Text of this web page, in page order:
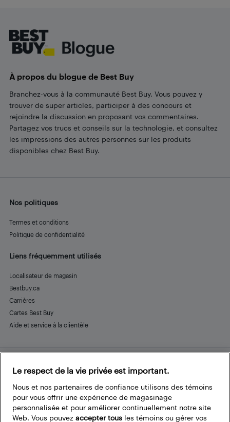
À propos du blogue de Best Buy
Branchez-vous à la communauté Best Buy. Vous pouvez y
trouver de super articles, participer à des concours et
rejoindre la discussion en proposant vos commentaires.
Partagez vos trucs et conseils sur la technologie, et consultez
les impressions des autres personnes sur les produits
disponibles chez Best Buy.
Nos politiques
Termes et conditions
Politique de confidentialité
Liens fréquemment utilisés
Localisateur de magasin
Bestbuy.ca
Carrières
Cartes Best Buy
Aide et service à la clientèle
Restez connecté
FacebookInstagram
PinterestLinkedInYouTube
Le respect de la vie privée est important.
Nous et nos partenaires de confiance utilisons des témoins
pour vous offrir une expérience de magasinage
personnalisée et pour améliorer continuellement notre site
Web. Vous pouvez accepter tous les témoins ou gérer vos